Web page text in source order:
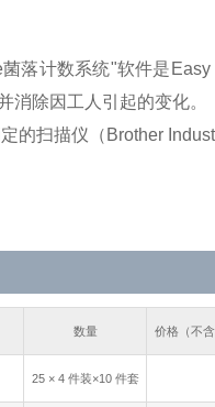
落计数系统"软件是
消除因工人引起的变化。
的扫描仪（Brother
数量 价格（不
25 × 4 件装×10 件套